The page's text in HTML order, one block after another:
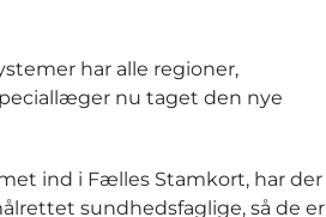
har alle regioner,
nu taget den nye
ind i Fælles Stamkort, har der
sundhedsfaglige, så de er